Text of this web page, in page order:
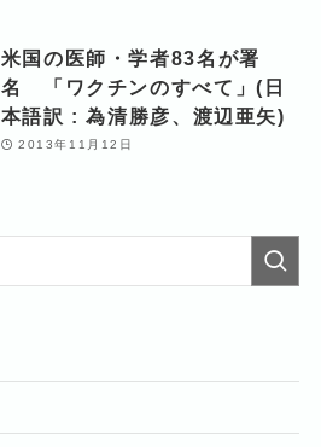
米国の医師・学者83名が署
名 「ワクチンのすべて」(日
本語訳 : 為清勝彦、渡辺亜矢)
2013年11月12日